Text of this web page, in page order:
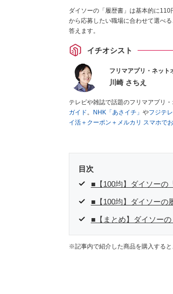
ダイソーの「履歴書」は基本的に
から応募したい職場に合わせて選べ
答えます。
イチオシスト
フリマアプリ・ネット
川崎 さちえ
テレビや雑誌で話題のフリマアプリ
ガイド。 NHK「あさイチ」 やフジテ
イ活＋クーポン＋メルカリ スマホで
■経歴：2003年、夫が子育てをする
いた時間でできるオークションに目
を生活の一部に取り入れるべく、「
た消費税増税の社会においては、ネ
目次
■【100均】ダイソーの
■【100均】ダイソーの
■【まとめ】ダイソー
※記事内で紹介した商品を購入すると